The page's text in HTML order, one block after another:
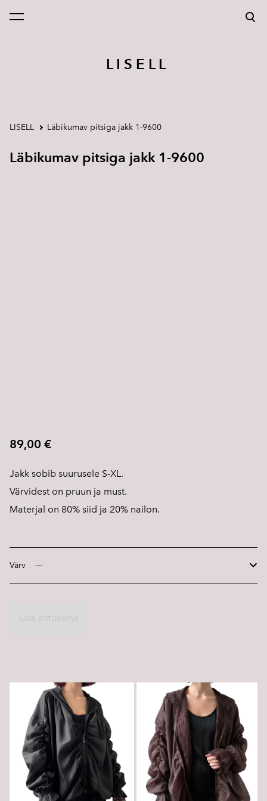
L I S E L L
lisati ostukorvi.
LISELL Läbikumav pitsiga jakk 1-9600
Läbikumav pitsiga jakk 1-9600
1 / 3
89,00 €
Jakk sobib suurusele S-XL.
Värvidest on pruun ja must.
Materjal on 80% siid ja 20% nailon.
Värv